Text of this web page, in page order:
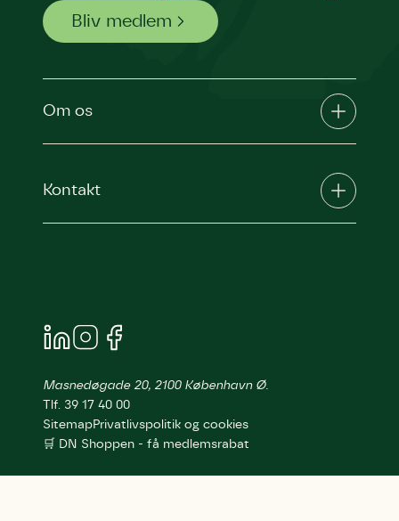
Bliv medlem
Om os
Kontakt
Masnedøgade 20, 2100 København Ø.
Tlf. 39 17 40 00
SitemapPrivatlivspolitik og cookies
🛒 DN Shoppen - få medlemsrabat